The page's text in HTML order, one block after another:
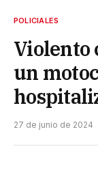
POLICIALES
Violento
un
27 de junio de 2024